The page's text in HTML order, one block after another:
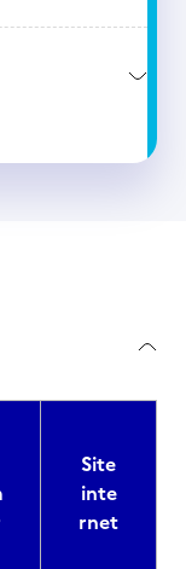
Site
inte
rnet